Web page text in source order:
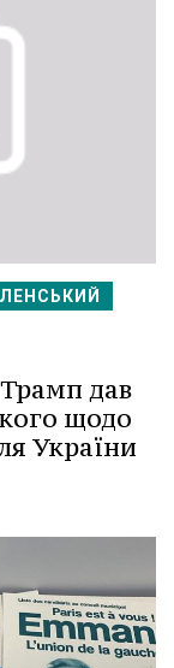
дав
щодо
України